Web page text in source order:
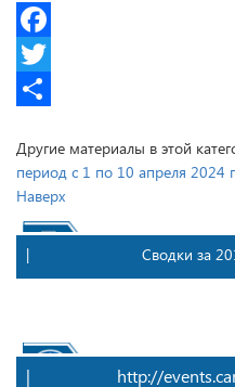
Facebook
Twitter
Другие материалы в этой
период с 1 по 10 апреля 2024
Наверх
| Сводки за
| http://